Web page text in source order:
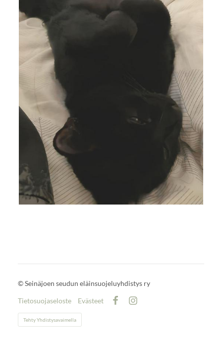
©Seinäjoen seudun eläinsuojeluyhdistys ry
Tietosuojaseloste
Evästeet
Tehty Yhdistysavaimella